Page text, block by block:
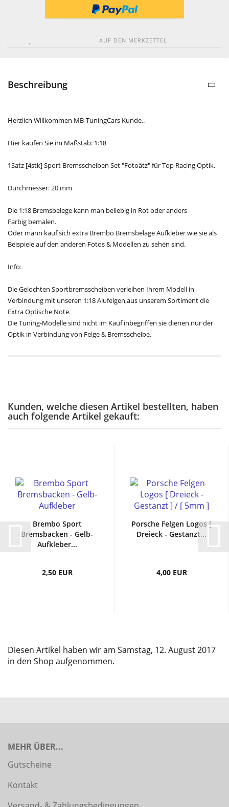
AUF DEN MERKZETTEL
Beschreibung
Herzlich Willkommen MB-TuningCars Kunde..
Hier kaufen Sie im Maßstab: 1:18
1Satz [4stk] Sport Bremsscheiben Set "Fotoätz" für Top Racing Optik.
Durchmesser: 20 mm
Die 1:18 Bremsbelege kann man beliebig in Rot oder anders
Farbig bemalen.
Oder mann kauf sich extra Brembo Bremsbeläge Aufkleber wie sie als
Beispiele auf den anderen Fotos & Modellen zu sehen sind.
Info:
Die Gelochten Sportbremsscheiben verleihen Ihrem Modell in
Verbindung mit unseren 1:18 Alufelgen,aus unserem Sortiment die
Extra Optische Note.
Die Tuning-Modelle sind nicht im Kauf inbegriffen sie dienen nur der
Optik in Verbindung von Felge & Bremsscheibe.
Kunden, welche diesen Artikel bestellten, haben
auch folgende Artikel gekauft:
Brembo Sport
Bremsbacken - Gelb-
Aufkleber...
2,50 EUR
Porsche Felgen Logos [
Dreieck - Gestanzt...
4,00 EUR
Diesen Artikel haben wir am Samstag, 12. August 2017
in den Shop aufgenommen.
MEHR ÜBER...
Gutscheine
Kontakt